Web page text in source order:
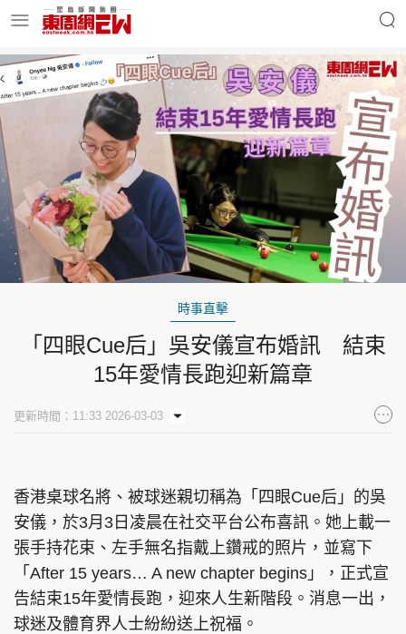
明星名人 時事財經
東周Ladies
東周食玩通 會員活動
玄學靈異 東周專欄
東周刊 cazbuyer 東Touch
PCM 電腦廣場 星島頭條
時事直擊
「四眼Cue后」吳安儀宣布婚訊 結束
15年愛情長跑迎新篇章
更新時間：11:33 2026-03-03
香港桌球名將、被球迷親切稱為「四眼Cue后」的吳
安儀，於3月3日凌晨在社交平台公布喜訊。她上載一
張手持花束、左手無名指戴上鑽戒的照片，並寫下
「After 15 years… A new chapter begins」，正式宣
告結束15年愛情長跑，迎來人生新階段。消息一出，
球迷及體育界人士紛紛送上祝福。